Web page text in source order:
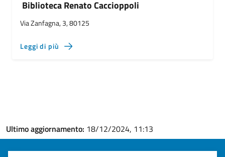
Biblioteca Renato Caccioppoli
Via Zanfagna, 3, 80125
Leggi di più
Ultimo aggiornamento: 18/12/2024, 11:13